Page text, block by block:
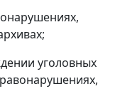
уголовных